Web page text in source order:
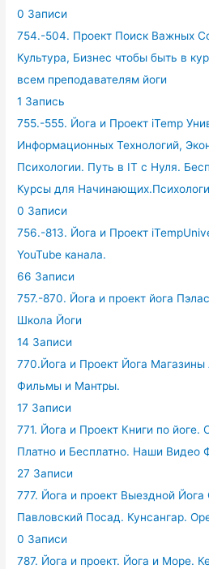
0 Записи
754.-504. Проект Поиск Важных
Культура, Бизнес чтобы быть в
всем преподавателям йоги
1 Запись
755.-555. Йога и Проект iTemp
Информационных Технологий,
Психологии. Путь в IT с Нуля.
Курсы для
0 Записи
756.-813. Йога и Проект
YouTube канала.
66 Записи
757.-870. Йога и проект йога
Школа Йоги
14 Записи
770.Йога и Проект Йога Магазины
Фильмы и Мантры.
17 Записи
771. Йога и Проект Книги по йоге.
Платно и Бесплатно. Наши Видео
27 Записи
777. Йога и проект Выездной
Павловский Посад. Кунсангар.
0 Записи
787. Йога и проект. Йога и Море.